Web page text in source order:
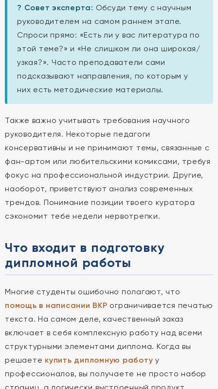
? Совет эксперта: Обсуди тему с научным
руководителем на самом раннем этапе.
Спроси прямо: «Есть ли у вас литература по
этой теме?» и «Не слишком ли она широкая/
узкая?». Часто преподаватели сами
подсказывают направления, по которым у
них есть методические материалы.
Также важно учитывать требования научного
руководителя. Некоторые педагоги
консервативны и не принимают темы, связанные с
фан-артом или любительскими комиксами, требуя
фокус на профессиональной индустрии. Другие,
наоборот, приветствуют анализ современных
трендов. Понимание позиции твоего куратора
сэкономит тебе недели нервотрепки.
Что входит в подготовку
дипломной работы
Многие студенты ошибочно полагают, что
помощь в написании ВКР ограничивается печатью
текста. На самом деле, качественный заказ
включает в себя комплексную работу над всеми
структурными элементами диплома. Когда вы
решаете купить дипломную работу у
профессионалов, вы получаете не просто набор